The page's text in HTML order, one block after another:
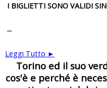
I BIGLIETTI SONO VALIDI
...
Leggi Tutto ►
Torino ed il suo
cos'è e perché è